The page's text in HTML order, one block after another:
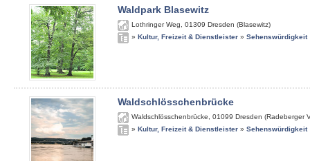
Waldpark Blasewitz
Lothringer Weg 01309 Dresden (Blasewitz)
» Kultur, Freizeit & Dienstleister » Sehenswürdigkeit
Waldschlösschenbrücke
Waldschlösschenbrücke 01099 Dresden (Radeberger
» Kultur, Freizeit & Dienstleister » Sehenswürdigkeit